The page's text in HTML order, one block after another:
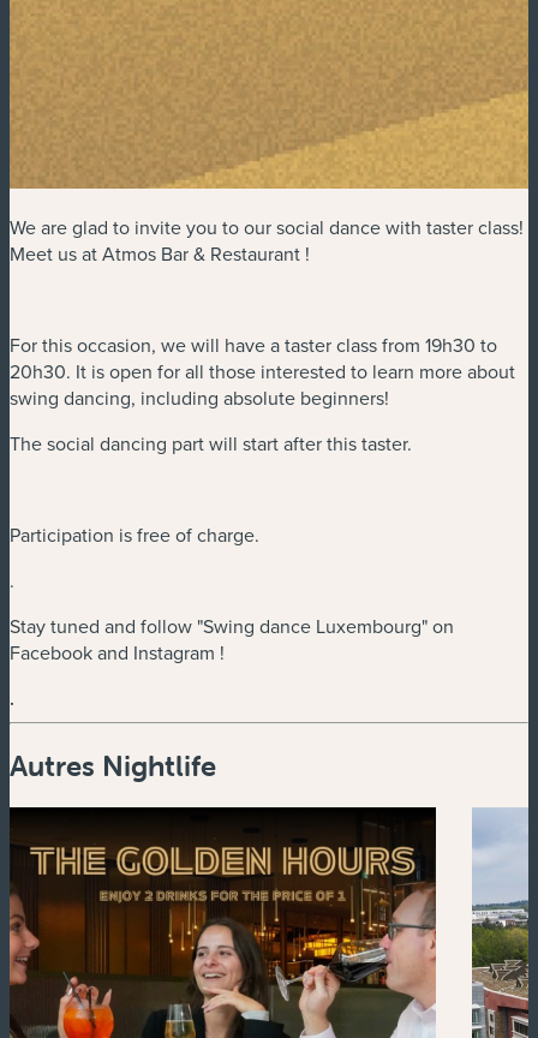
We are glad to invite you to our social dance with taster class!
Meet us at Atmos Bar & Restaurant !
For this occasion, we will have a taster class from 19h30 to
20h30. It is open for all those interested to learn more about
swing dancing, including absolute beginners!
The social dancing part will start after this taster.
Participation is free of charge.
.
Stay tuned and follow "Swing dance Luxembourg" on
Facebook and Instagram !
.
Autres Nightlife